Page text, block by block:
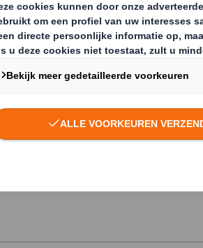
omdat we als recycle bedrijf als
van de DS Smith Group een
het leveren van de
Packaging en Paper nodig
activiteiten.